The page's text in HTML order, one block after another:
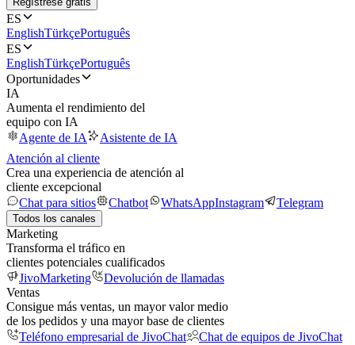
ES
EnglishTürkçePortuguês
ES
EnglishTürkçePortuguês
Oportunidades
IA
Aumenta el rendimiento del
equipo con IA
Agente de IA
Asistente de IA
Atención al cliente
Crea una experiencia de atención al
cliente excepcional
Chat para sitios
Chatbot WhatsAppInstagram Telegram
Todos los canales
Marketing
Transforma el tráfico en
clientes potenciales cualificados
JivoMarketing
Devolución de llamadas
Ventas
Consigue más ventas, un mayor valor medio
de los pedidos y una mayor base de clientes
Teléfono empresarial de JivoChat
Chat de equipos de JivoChat